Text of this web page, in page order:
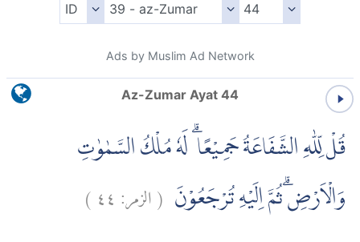
Ads by Muslim Ad Network
Az-Zumar Ayat 44
قُلْ لِّلّٰهِ الشَّفَاعَةُ جَمِيْعًا ۗ لَهٗ مُلْكُ السَّمٰوٰتِ
وَالْاَرْضِۗ ثُمَّ اِلَيْهِ تُرْجَعُوْنَ (الزمر: ٤٤)